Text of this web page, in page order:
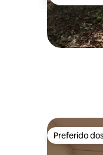
Preferido
Preferido